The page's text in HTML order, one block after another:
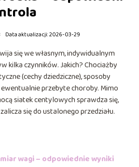
Data aktualizacji: 2026-03-29
się we własnym, indywidualnym
kilka czynników. Jakich? Chociażby
(cechy dziedziczne), sposoby
przebyte choroby. Mimo
siatek centylowych sprawdza się,
się do ustalonego przedziału.
wagi – odpowiednie wyniki